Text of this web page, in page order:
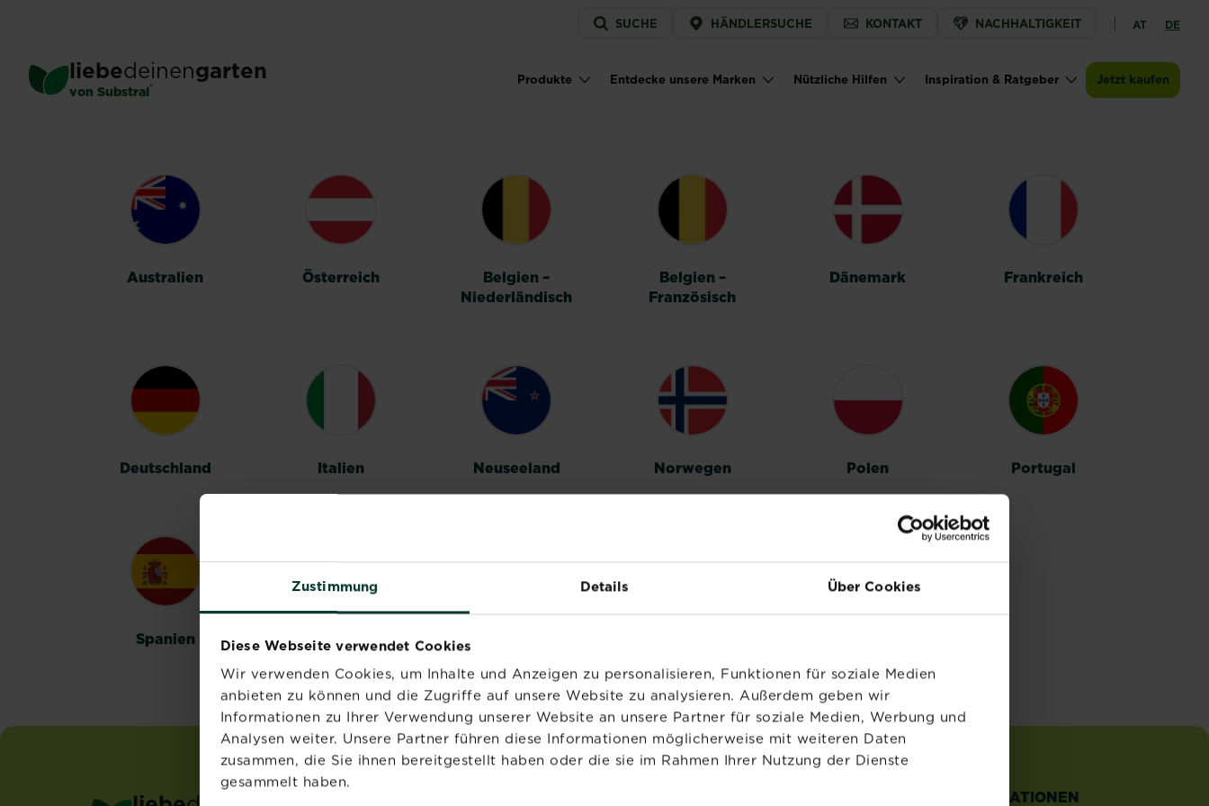
Zustimmung Details Über Cookies
Diese Webseite verwendet Cookies
Wir verwenden Cookies, um Inhalte und Anzeigen zu personalisieren, Funktionen für soziale Medien
anbieten zu können und die Zugriffe auf unsere Website zu analysieren. Außerdem geben wir
Informationen zu Ihrer Verwendung unserer Website an unsere Partner für soziale Medien, Werbung und
Analysen weiter. Unsere Partner führen diese Informationen möglicherweise mit weiteren Daten
zusammen, die Sie ihnen bereitgestellt haben oder die sie im Rahmen Ihrer Nutzung der Dienste
gesammelt haben.
content
Service
menu
SUCHE HÄNDLERSUCHE KONTAKT NACHHALTIGKEIT AT DE
liebedeinengarten
von Substral® Main navigation
Produkte Entdecke unsere Marken Nützliche Hilfen Inspiration & Ratgeber Jetzt kaufen
Australien Österreich
Belgien –
Niederländisch
Belgien –
Französisch
Dänemark Frankreich
Deutschland Italien Neuseeland Norwegen Polen Portugal
Spanien Schweden
INFORMATIONEN